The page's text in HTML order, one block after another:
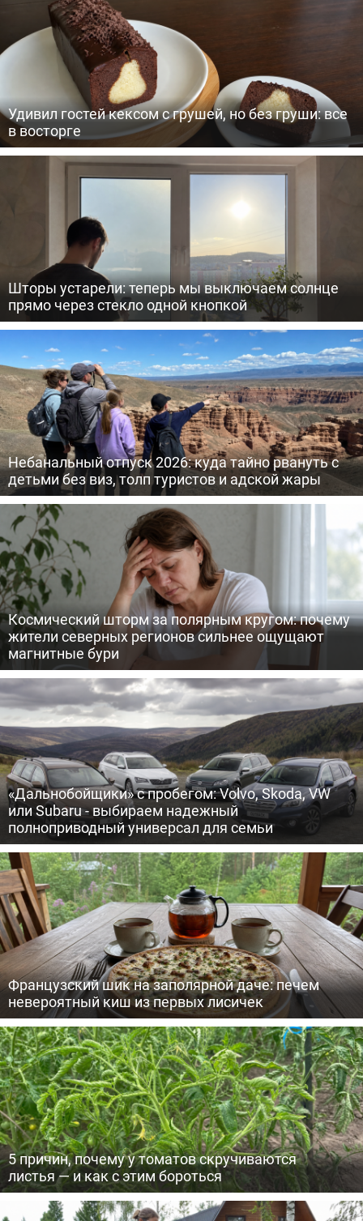
Удивил гостей кексом с грушей, но без груши: все
в восторге
Шторы устарели: теперь мы выключаем солнце
прямо через стекло одной кнопкой
Небанальный отпуск 2026: куда тайно рвануть с
детьми без виз, толп туристов и адской жары
Космический шторм за полярным кругом: почему
жители северных регионов сильнее ощущают
магнитные бури
«Дальнобойщики» с пробегом: Volvo, Skoda, VW
или Subaru - выбираем надежный
полноприводный универсал для семьи
Французский шик на заполярной даче: печем
невероятный киш из первых лисичек
5 причин, почему у томатов скручиваются
листья — и как с этим бороться